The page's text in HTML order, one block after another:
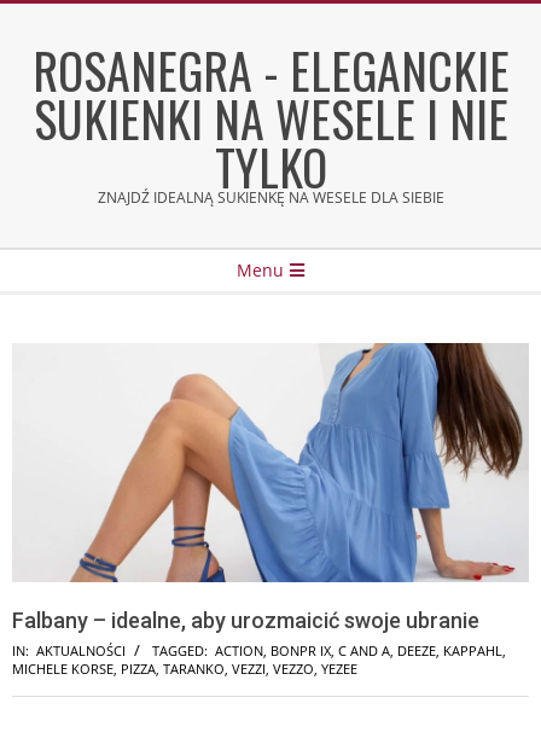
contentROSANEGRA - ELEGANCKIE
SUKIENKI NA WESELE I NIE
TYLKO
ZNAJDŹ IDEALNĄ SUKIENKĘ NA WESELE DLA SIEBIE
Menu
Falbany – idealne, aby urozmaicić swoje ubranie
IN: AKTUALNOŚCI TAGGED: ACTION BONPR IX C AND A DEEZE KAPPAHL
MICHELE KORSE PIZZA TARANKO VEZZI VEZZO YEZEE